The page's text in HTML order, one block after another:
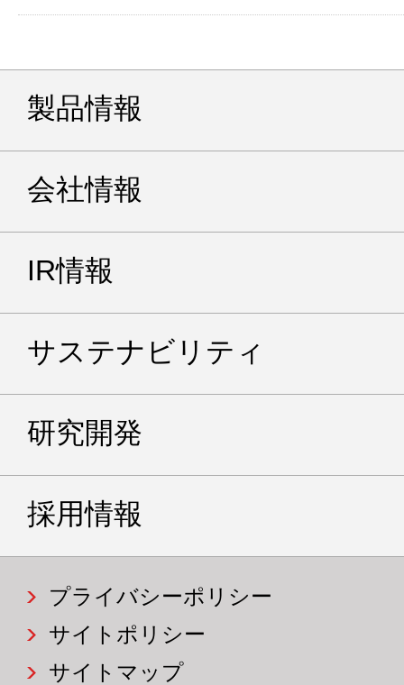
製品情報
会社情報
IR情報
サステナビリティ
研究開発
採用情報
プライバシーポリシー
サイトポリシー
サイトマップ